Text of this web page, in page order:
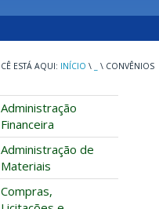
INÍCIO \ \ CONVÊNIOS
Administração
Financeira
Administração de
Materiais
Compras,